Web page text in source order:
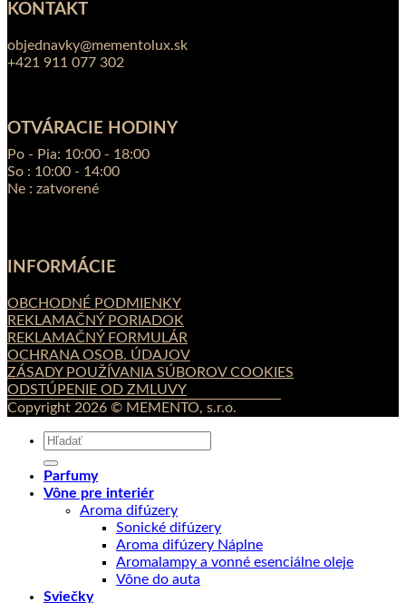
KONTAKT
objednavky@mementolux.sk
+421 911 077 302
OTVÁRACIE HODINY
Po - Pia: 10:00 - 18:00
So : 10:00 - 14:00
Ne : zatvorené
INFORMÁCIE
OBCHODNÉ PODMIENKY
REKLAMAČNÝ PORIADOK
REKLAMAČNÝ FORMULÁR
OCHRANA OSOB. ÚDAJOV
ZÁSADY POUŽÍVANIA SÚBOROV COOKIES
ODSTÚPENIE OD ZMLUVY
Copyright 2026 © MEMENTO, s.r.o.
Hľadať:
Parfumy
Vône pre interiér
Aroma difúzery
Sonické difúzery
Aroma difúzery Náplne
Aromalampy a vonné esenciálne oleje
Vône do auta
Sviečky